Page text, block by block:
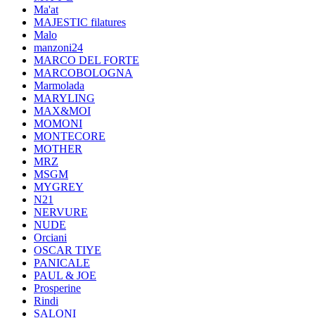
Ma'at
MAJESTIC filatures
Malo
manzoni24
MARCO DEL FORTE
MARCOBOLOGNA
Marmolada
MARYLING
MAX&MOI
MOMONI
MONTECORE
MOTHER
MRZ
MSGM
MYGREY
N21
NERVURE
NUDE
Orciani
OSCAR TIYE
PANICALE
PAUL & JOE
Prosperine
Rindi
SALONI